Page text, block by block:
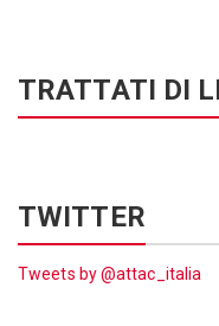
TRATTATI DI
TWITTER
Tweets by @attac_italia